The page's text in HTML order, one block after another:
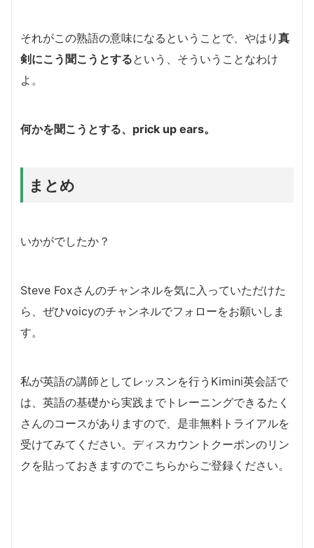
それがこの熟語の意味になるということで、やはり 真
剣にこう聞こうとするという、そういうことなわけ
よ。
何かを聞こうとする、prick up ears。
まとめ
いかがでしたか？
Steve Foxさんのチャンネルを気に入っていただけた
ら、ぜひvoicyのチャンネルでフォローをお願いしま
す。
私が英語の講師としてレッスンを行うKimini英会話で
は、英語の基礎から実践までトレーニングできるたく
さんのコースがありますので、是非無料トライアルを
受けてみてください。ディスカウントクーポンのリン
クを貼っておきますのでこちらからご登録ください。